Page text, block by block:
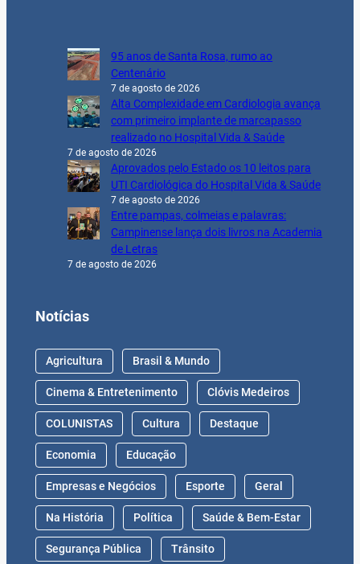
95 anos de Santa Rosa, rumo ao
Centenário
7 de agosto de 2026
Alta Complexidade em Cardiologia avança
com primeiro implante de marcapasso
realizado no Hospital Vida & Saúde
7 de agosto de 2026
Aprovados pelo Estado os 10 leitos para
UTI Cardiológica do Hospital Vida & Saúde
7 de agosto de 2026
Entre pampas, colmeias e palavras:
Campinense lança dois livros na Academia
de Letras
7 de agosto de 2026
Notícias
Agricultura Brasil & Mundo
Cinema & Entretenimento Clóvis Medeiros
COLUNISTAS Cultura Destaque
Economia Educação
Empresas e Negócios Esporte Geral
Na História Política Saúde & Bem-Estar
Segurança Pública Trânsito